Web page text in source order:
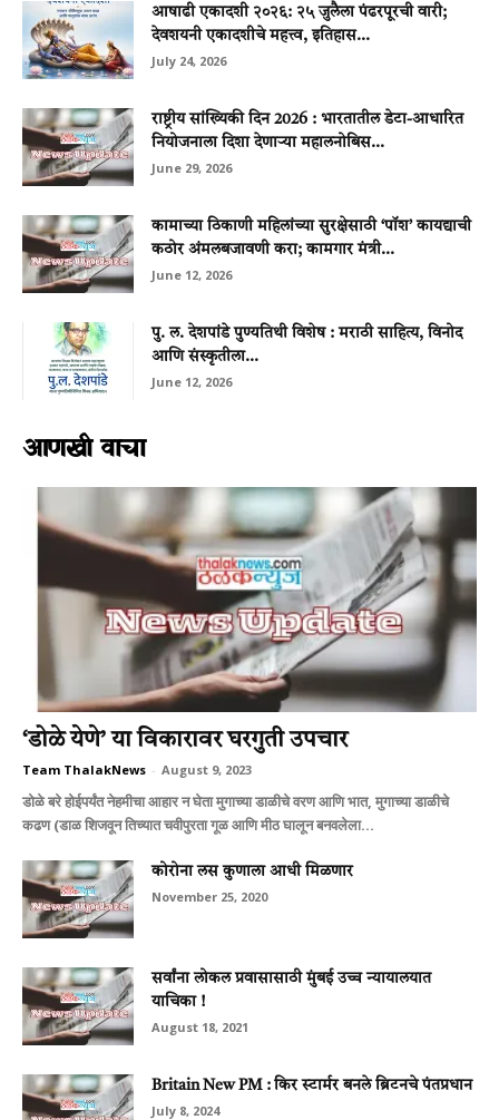
आषाढी एकादशी २०२६: २५ जुलैला पंढरपूरची वारी;
देवशयनी एकादशीचे महत्त्व, इतिहास...
July 24, 2026
राष्ट्रीय सांख्यिकी दिन 2026 : भारतातील डेटा-आधारित
नियोजनाला दिशा देणाऱ्या महालनोबिस...
June 29, 2026
कामाच्या ठिकाणी महिलांच्या सुरक्षेसाठी ‘पॉश’ कायद्याची
कठोर अंमलबजावणी करा; कामगार मंत्री...
June 12, 2026
पु. ल. देशपांडे पुण्यतिथी विशेष : मराठी साहित्य, विनोद
आणि संस्कृतीला...
June 12, 2026
आणखी वाचा
‘डोळे येणे’ या विकारावर घरगुती उपचार
Team ThalakNews - August 9, 2023
डोळे बरे होईपर्यंत नेहमीचा आहार न घेता मुगाच्‍या डाळीचे वरण आणि भात, मुगाच्‍या डाळीचे
कढण (डाळ शिजवून तिच्‍यात चवीपुरता गूळ आणि मीठ घालून बनवलेला...
कोरोना लस कुणाला आधी मिळणार
November 25, 2020
सर्वांना लोकल प्रवासासाठी मुंबई उच्च न्यायालयात
याचिका !
August 18, 2021
Britain New PM : किर स्‍टार्मर बनले ब्रिटनचे पंतप्रधान
July 8, 2024